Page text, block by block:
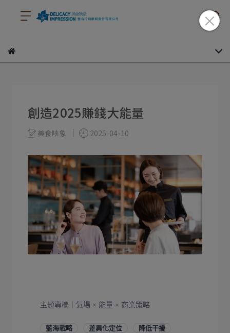
創造2025賺錢大能量
美食映象 2025-04-10
主題專欄｜氣場 × 能量 × 商業策略
藍海戰略 差異化定位 降低干擾